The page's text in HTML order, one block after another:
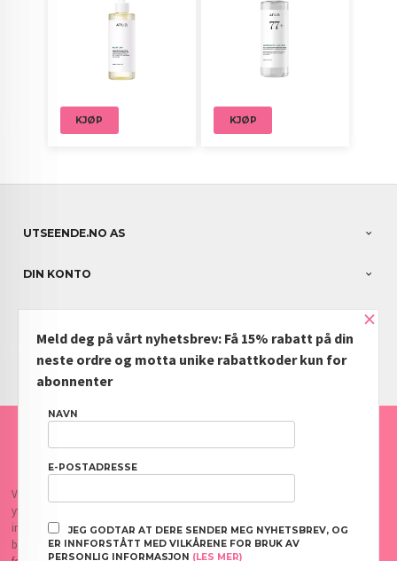
KJØP KJØP
UTSEENDE.NO AS
DIN KONTO
NYHETSBREV
PARTNERE
FRAKT KJØPSBETINGELSER SIKKERHET OG PERSONVERN
Vår nettbutikk bruker cookies slik at du får en bedre kjøpsopplevelse og vi kan
yte deg bedre service. Vi bruker cookies hovedsaklig til å lagre
innloggingsdetaljer og huske hva du har puttet i handlekurven din. Fortsett å
bruke siden som normalt om du godtar dette.Les merellerendre innstillinger
×
Meld deg på vårt nyhetsbrev: Få 15% rabatt på din
neste ordre og motta unike rabattkoder kun for
abonnenter
NAVN
E-POSTADRESSE
JEG GODTAR AT DERE SENDER MEG NYHETSBREV, OG
ER INNFORSTÅTT MED VILKÅRENE FOR BRUK AV
PERSONLIG INFORMASJON (LES MER)